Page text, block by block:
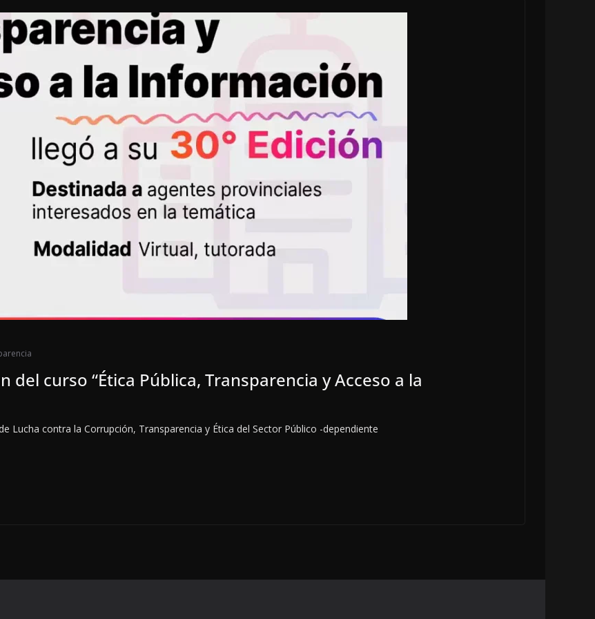
curso “Ética Pública, Transparencia y Acceso a la
Lucha contra la Corrupción, Transparencia y Ética del Sector Público -dependiente